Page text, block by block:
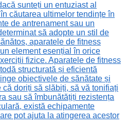
sunteți un entuziast al
căutarea ultimelor tendințe în
de antrenament sau un
să adopte un stil de
aparatele de fitness
element esențial în orice
fizice. Aparatele de fitness
structurată și eficientă
obiectivele de sănătate și
că doriți să slăbiți, să vă tonifiați
sau să îmbunătățiți rezistența
există echipamente
pot ajuta la atingerea acestor